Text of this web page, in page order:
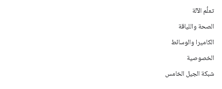
تعلُم الآلة
الصحة واللياقة
الكاميرا والوسائط
الخصوصية
شبكة الجيل الخامس